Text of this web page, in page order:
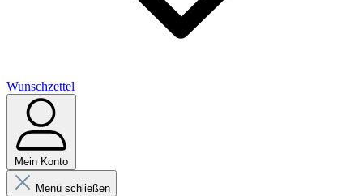
Wunschzettel
Mein Konto
Menü schließen